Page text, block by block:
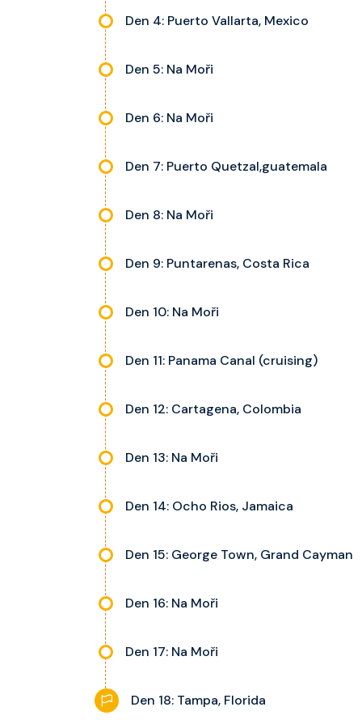
Den 4: Puerto Vallarta, Mexico
Den 5: Na Moři
Den 6: Na Moři
Den 7: Puerto Quetzal,guatemala
Den 8: Na Moři
Den 9: Puntarenas, Costa Rica
Den 10: Na Moři
Den 11: Panama Canal (cruising)
Den 12: Cartagena, Colombia
Den 13: Na Moři
Den 14: Ocho Rios, Jamaica
Den 15: George Town, Grand Cayman
Den 16: Na Moři
Den 17: Na Moři
Den 18: Tampa, Florida